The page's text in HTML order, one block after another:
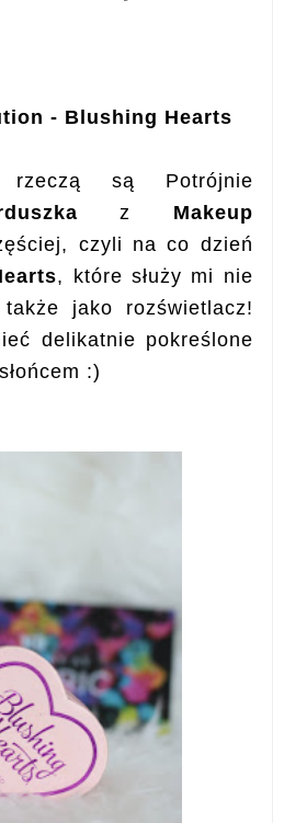
- Blushing Hearts
rzeczą są Potrójnie
z Makeup
czyli na co dzień
, które służy mi nie
jako rozświetlacz!
delikatnie pokreślone
:)